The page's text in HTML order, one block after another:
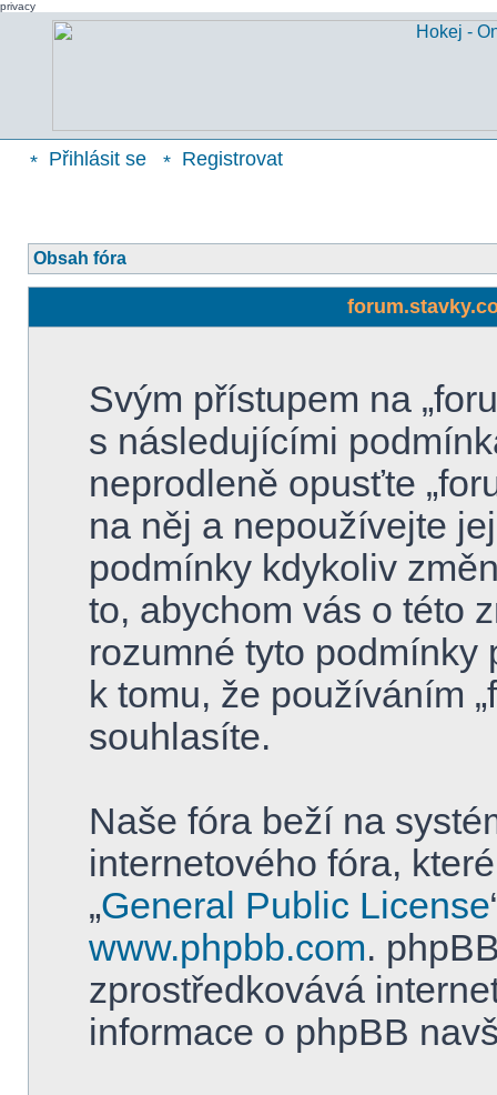
privacy
Přihlásit se Registrovat
Obsah fóra
Svým přístupem na
s následujícími
neprodleně opusťte
na něj a nepoužívejte
podmínky kdykoliv
to, abychom vás o této
rozumné tyto podmínky
k tomu, že používáním
souhlasíte.
Naše fóra beží na
internetového fóra,
„General Public License
www.phpbb.com.
zprostředkovává
informace o phpBB